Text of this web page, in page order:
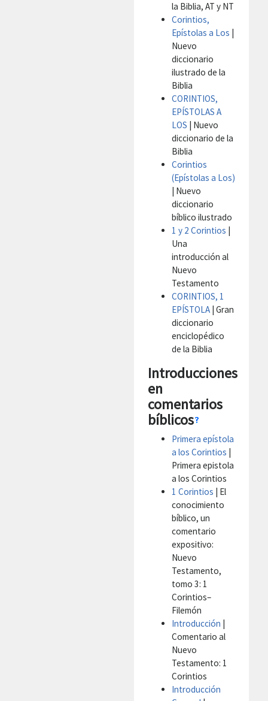
la Biblia, AT y NT
Corintios,
Epístolas a Los
Nuevo
diccionario
ilustrado de la
Biblia
CORINTIOS,
EPÍSTOLAS A
LOS | Nuevo
diccionario de la
Biblia
Corintios
(Epístolas a Los)
| Nuevo
diccionario
bíblico ilustrado
1 y 2 Corintios
Una
introducción al
Nuevo
Testamento
CORINTIOS, 1
EPÍSTOLA| Gran
diccionario
enciclopédico
de la Biblia
Introducciones
en
comentarios
bíblicos
Primera epístola
a los Corintios
Primera epistola
a los Corintios
1 Corintios | El
conocimiento
bíblico, un
comentario
expositivo:
Nuevo
Testamento,
tomo 3: 1
Corintios–
Filemón
Introducción
Comentario al
Nuevo
Testamento: 1
Corintios
Introducción